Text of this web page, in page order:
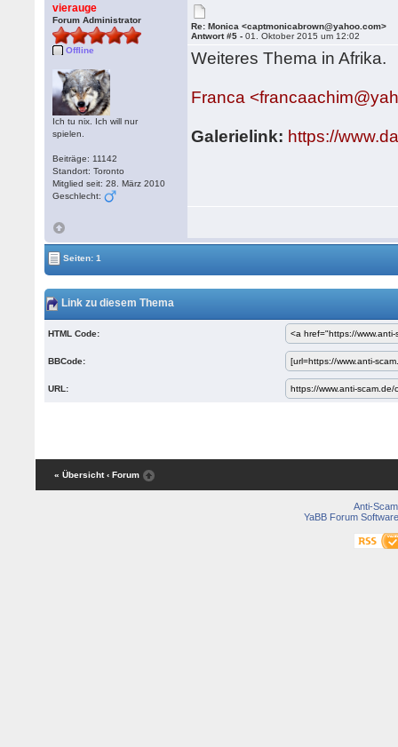
vierauge
Forum Administrator
Offline
Ich tu nix. Ich will nur
spielen.
Beiträge: 11142
Standort: Toronto
Mitglied seit: 28. März 2010
Geschlecht:
Re: Monica <captmonicabrown@yahoo.com>
Antwort #5 -01. Oktober 2015 um 12:02
Weiteres Thema in Afrika.
Franca
Galerielink: https://
Seiten: 1
Link zu diesem Thema
HTML Code:
BBCode:
URL:
« Übersicht ‹ Forum
Anti-Scam
YaBB Forum Software